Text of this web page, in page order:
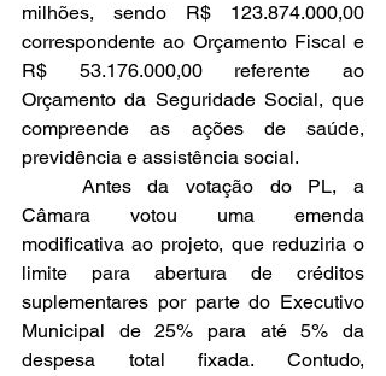
milhões, sendo R$ 123.874.000,00
correspondente ao Orçamento Fiscal e
R$ 53.176.000,00 referente ao
Orçamento da Seguridade Social, que
compreende as ações de saúde,
previdência e assistência social.
Câmara votou uma emenda
modificativa ao projeto, que reduziria o
limite para abertura de créditos
suplementares por parte do Executivo
Municipal de 25% para até 5% da
despesa total fixada. Contudo,